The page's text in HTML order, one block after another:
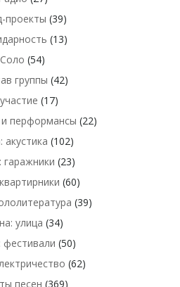
проекты (39)
(13)
Соло (54)
группы (42)
(17)
и перформансы (22)
акустика (102)
гаражники (23)
(60)
(39)
улица (34)
фестивали (50)
(62)
песен (369)